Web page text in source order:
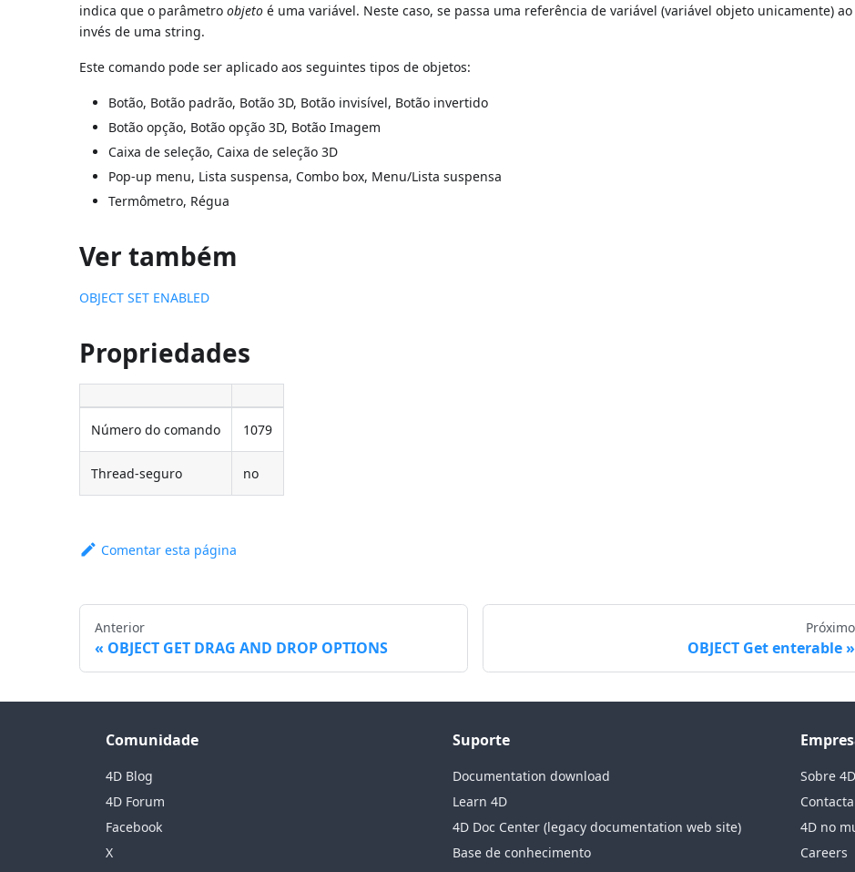
indica que o parâmetroobjeto é uma variável. Neste caso, se passa uma referência de variável (variável objeto unicamente) ao
invés de uma string.
Este comando pode ser aplicado aos seguintes tipos de objetos:
Botão, Botão padrão, Botão 3D, Botão invisível, Botão invertido
Botão opção, Botão opção 3D, Botão Imagem
Caixa de seleção, Caixa de seleção 3D
Pop-up menu, Lista suspensa, Combo box, Menu/Lista suspensa
Termômetro, Régua
Ver também
OBJECT SET ENABLED
Propriedades
Número do comando 1079
Thread-seguro no
Comentar esta página
Anterior
OBJECT GET DRAG AND DROP OPTIONS
Próximo
OBJECT Get enterable
Comunidade
4D Blog
4D Forum
Facebook
X
Suporte
Documentation download
Learn 4D
4D Doc Center (legacy documentation web site)
Base de conhecimento
Sobre 4D
4D no
Careers